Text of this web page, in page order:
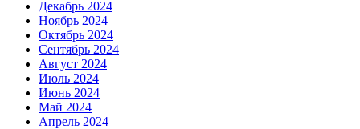
Декабрь 2024
Ноябрь 2024
Октябрь 2024
Сентябрь 2024
Август 2024
Июль 2024
Июнь 2024
Май 2024
Апрель 2024